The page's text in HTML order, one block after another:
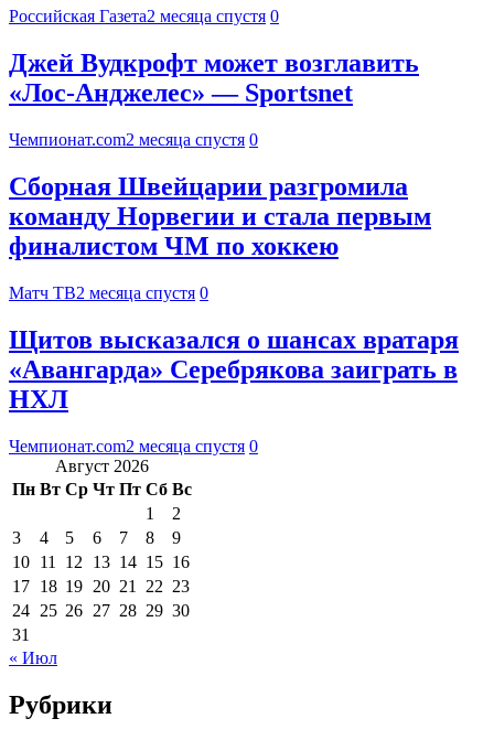
Российская Газета2 месяца спустя 0
Джей Вудкрофт может возглавить
«Лос-Анджелес» — Sportsnet
Чемпионат.com2 месяца спустя 0
Сборная Швейцарии разгромила
команду Норвегии и стала первым
финалистом ЧМ по хоккею
Матч ТВ2 месяца спустя 0
Щитов высказался о шансах вратаря
«Авангарда» Серебрякова заиграть в
НХЛ
Чемпионат.com2 месяца спустя 0
Август 2026
Пн Вт Ср Чт Пт Сб Вс
1
2
3
4 5 6 7 8
9
10 11 12 13 14 15 16
17 18 19 20 21 22 23
24 25 26 27 28 29 30
31
« Июл
Рубрики